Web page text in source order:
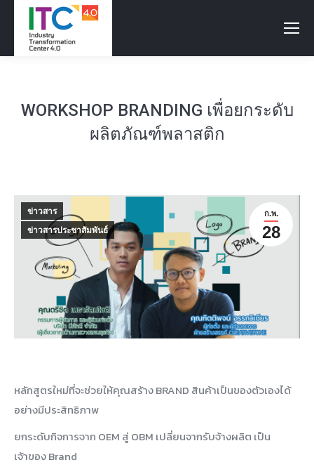
WORKSHOP BRANDING เพื่อยกระดับ
ผลิตภัณฑ์พลาสติก
ก.พ.
28
ข่าวสาร
ข่าวสารประชาสัมพันธ์
หลักสูตรใหม่ที่จะช่วยให้คุณสร้าง BRAND สินค้าเป็นของตัวเองได้
อย่างมีประสิทธิภาพ
ยกระดับกิจการจาก OEM สู่ OBM เปลี่ยนจากรับจ้างผลิต เป็น
เจ้าของ Brand